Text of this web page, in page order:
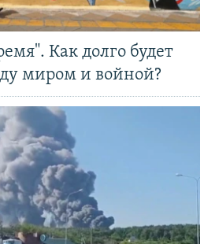
Как долго будет
миром и войной?